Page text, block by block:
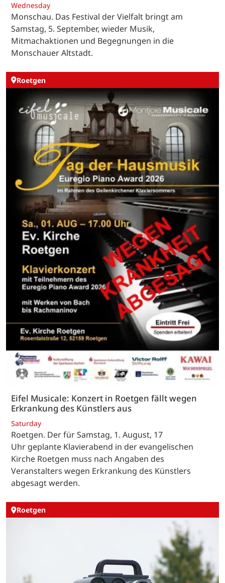
Wednesday
Monschau. Das Festival der Vielfalt bringt am
Samstag, 5. September, wieder Musik,
Mitmachaktionen und Begegnungen in die
Monschauer Altstadt.
Roetgen
Eifel Musicale: Konzert in Roetgen fällt wegen
Erkrankung des Künstlers aus
Saturday
Roetgen. Der für Samstag, 1. August, 17
Uhr geplante Klavierabend in der evangelischen
Kirche Roetgen muss nach Angaben des
Veranstalters wegen Erkrankung des Künstlers
abgesagt werden.
Roetgen